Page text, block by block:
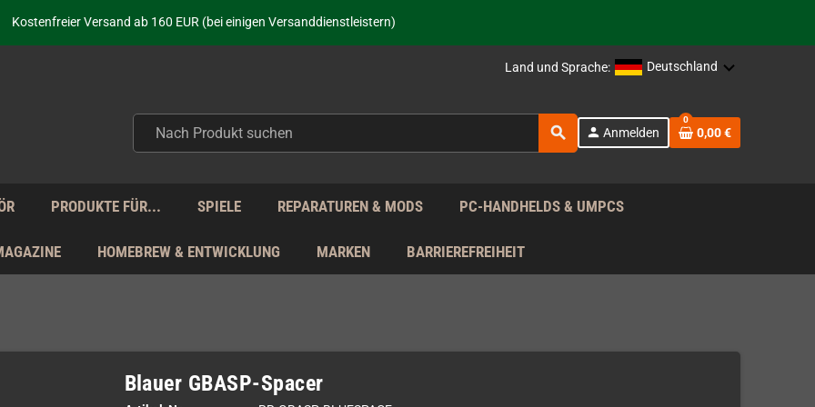
Kostenfreier Versand ab 160 EUR (bei einigen Versanddienstleistern)
Seit über 20 Jahren Deine Anlaufstelle für neue Retro-Hardware!
Täglicher Versand Mo - Fr aus Deutschland - zollfrei innerhalb der EU!
Land und Sprache: Deutschland
search person Anmelden
0
0,00 €
PRODUKTE FÜR... SPIELE REPARATUREN & MODS PC-HANDHELDS & UMPCS
HOMEBREW & ENTWICKLUNG MARKEN BARRIEREFREIHEIT
Blauer GBASP-Spacer